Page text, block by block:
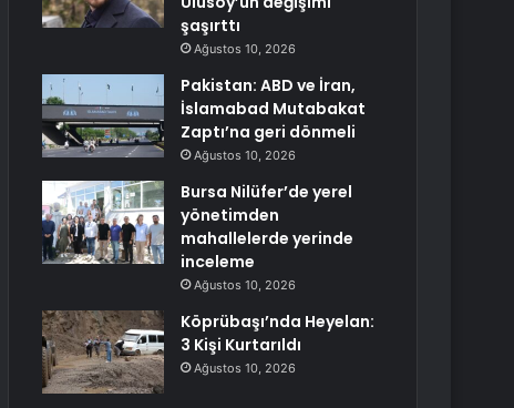
şaşırttı
Ağustos 10, 2026
Pakistan: ABD ve İran,
İslamabad Mutabakat
Zaptı’na geri dönmeli
Ağustos 10, 2026
Bursa Nilüfer’de yerel
yönetimden
mahallelerde yerinde
inceleme
Ağustos 10, 2026
Köprübaşı’nda Heyelan:
3 Kişi Kurtarıldı
Ağustos 10, 2026